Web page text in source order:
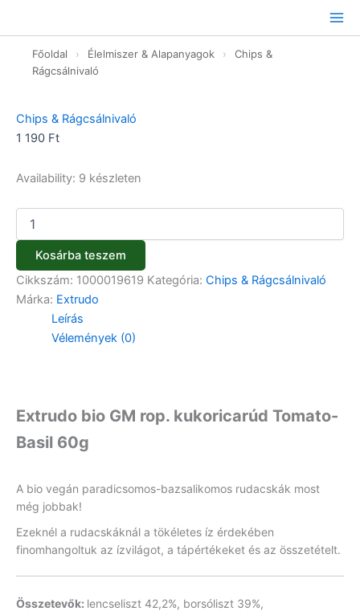
tartalomhoz
Főoldal › Élelmiszer & Alapanyagok ›
Chips &
Rágcsálnivaló
Chips & Rágcsálnivaló
1 190 Ft
Availability: 9 készleten
GM
rop.
kukoricarúd
-
60g
Kosárba teszem
Cikkszám: 1000019619 Kategória: Chips & Rágcsálnivaló
Márka: Extrudo
Leírás
Vélemények (0)
Extrudo bio GM rop. kukoricarúd Tomato-
Basil 60g
A bio vegán paradicsomos-bazsalikomos rudacskák most
még jobbak!
Ezeknél a rudacskáknál a tökéletes íz érdekében
finomhangoltuk az ízvilágot, a tápértékeket és az összetételt.
Összetevők: lencseliszt 42,2%, borsóliszt 39%,